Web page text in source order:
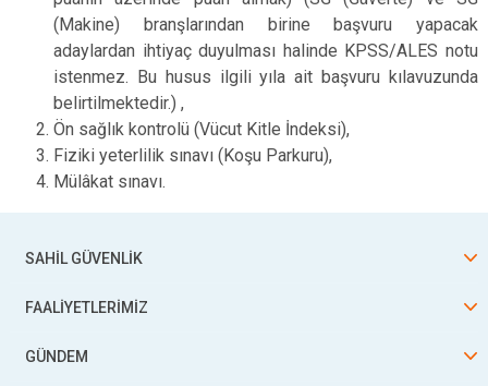
(Makine) branşlarından birine başvuru yapacak
adaylardan ihtiyaç duyulması halinde KPSS/ALES notu
istenmez. Bu husus ilgili yıla ait başvuru kılavuzunda
belirtilmektedir.) ,
Ön sağlık kontrolü (Vücut Kitle İndeksi),
Fiziki yeterlilik sınavı (Koşu Parkuru),
Mülâkat sınavı.
SAHİL GÜVENLİK
FAALİYETLERİMİZ
GÜNDEM